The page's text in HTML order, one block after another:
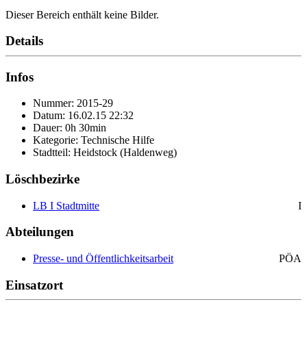
Dieser Bereich enthält keine Bilder.
Details
Infos
Nummer: 2015-29
Datum: 16.02.15 22:32
Dauer: 0h 30min
Kategorie: Technische Hilfe
Stadtteil: Heidstock (Haldenweg)
Löschbezirke
LB I Stadtmitte I
Abteilungen
Presse- und Öffentlichkeitsarbeit PÖA
Einsatzort